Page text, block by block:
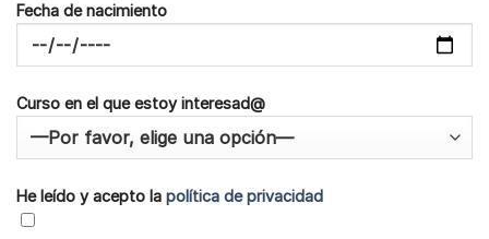
Fecha de nacimiento
Curso en el que estoy interesad@
He leído y acepto la política de privacidad